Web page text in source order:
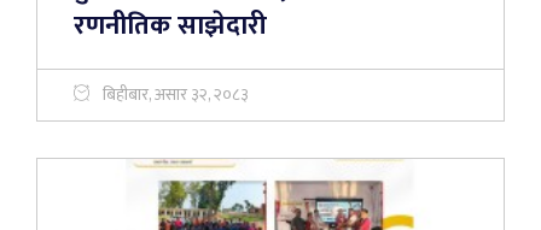
रणनीतिक साझेदारी
बिहीबार, असार ३२, २०८३